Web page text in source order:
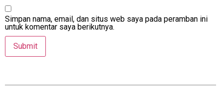
Simpan nama, email, dan situs web saya pada peramban ini
untuk komentar saya berikutnya.